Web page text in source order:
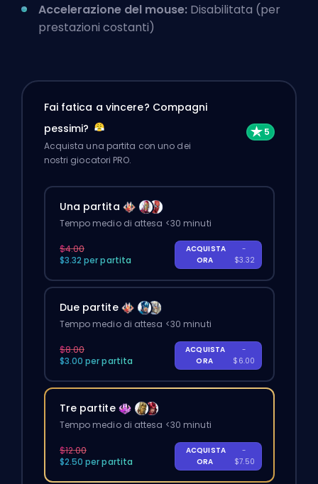
Accelerazione del mouse: Disabilitata (per
prestazioni costanti)
Fai fatica a vincere? Compagni
pessimi?
Acquista una partita con uno dei
nostri giocatori PRO.
Una partita
Tempo medio di attesa <30 minuti
$4.00
$3.32 per partita
ACQUISTA
ORA
-
$3.32
Due partite
Tempo medio di attesa <30 minuti
$8.00
$3.00 per partita
ACQUISTA
ORA
-
$6.00
Tre partite
Tempo medio di attesa <30 minuti
$12.00
$2.50 per partita
ACQUISTA
ORA
-
$7.50